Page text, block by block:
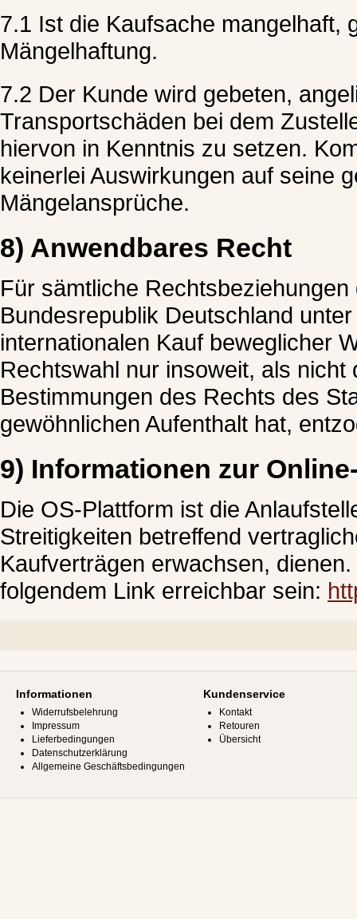
7.1 Ist die Kaufsache mangelhaft,
Mängelhaftung.
7.2 Der Kunde wird gebeten,
Transportschäden bei dem
hiervon in Kenntnis zu setzen.
keinerlei Auswirkungen auf seine
Mängelansprüche.
8) Anwendbares Recht
Für sämtliche
Bundesrepublik Deutschland
internationalen Kauf beweglicher
Rechtswahl nur insoweit, als
Bestimmungen des Rechts des
gewöhnlichen Aufenthalt hat,
9) Informationen zur
Die OS-Plattform ist die
Streitigkeiten betreffend
Kaufverträgen erwachsen,
folgendem Link erreichbar sein:
Informationen
Widerrufsbelehrung
Impressum
Lieferbedingungen
Datenschutzerklärung
Allgemeine Geschäftsbedingungen
Kundenservice
Kontakt
Retouren
Übersicht